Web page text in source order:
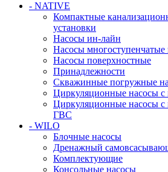
- NATIVE
Компактные
установки
Насосы ин-лайн
Насосы многоступенчатые
Насосы поверхностные
Принадлежности
Скважинные погружные
Циркуляционные насосы
Циркуляционные насосы
ГВС
- WILO
Блочные насосы
Дренажный
Комплектующие
Консольные насосы